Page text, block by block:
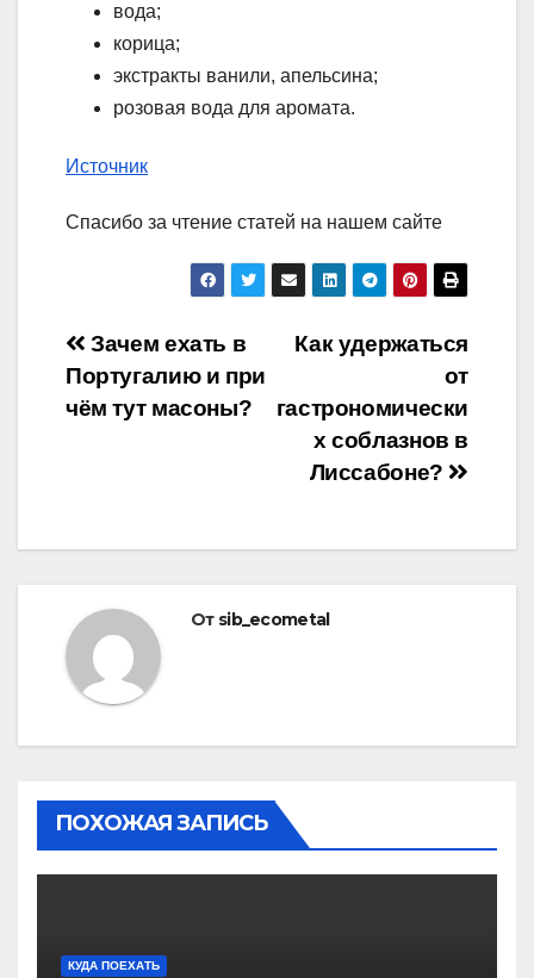
вода;
корица;
экстракты ванили, апельсина;
розовая вода для аромата.
Источник
Спасибо за чтение статей на нашем сайте
Навигация
по
Как удержаться
от
гастрономически
х соблазнов в
Лиссабоне?
Зачем ехать в
Португалию и при
чём тут масоны?
От sib_ecometal
ПОХОЖАЯ ЗАПИСЬ
КУДА ПОЕХАТЬ